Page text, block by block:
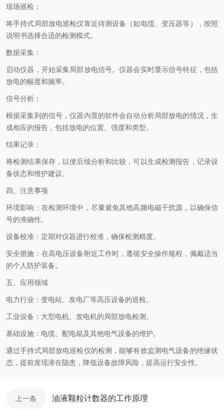
现场巡检：
将手持式局部放电巡检仪靠近待测设备（如电缆、变压器等），按照
说明书选择合适的检测模式。
数据采集：
启动仪器，开始采集局部放电信号。仪器会实时显示信号特征，包括
放电的幅度和频率。
信号分析：
根据采集到的信号，仪器内置的软件会自动分析局部放电的情况，生
成相应的报告，包括放电的位置、强度和类型。
结果记录：
将检测结果保存，以便后续分析和比较，可以生成检测报告，记录设
备状态和维护建议。
四、注意事项
环境影响：在检测环境中，尽量避免其他高频电磁干扰源，以确保信
号的准确性。
设备校准：定期对仪器进行校准，确保检测精度。
安全措施：在高电压设备附近工作时，遵循安全操作规程，佩戴适当
的个人防护装备。
五、应用领域
电力行业：变电站、发电厂等高压设备的巡检。
工业设备：大型电机、发电机的局部放电检测。
基础设施：电缆、配电箱及其他电气设备的维护。
通过手持式局部放电巡检仪的检测，能够有效监测电气设备的绝缘状
态，提前发现潜在隐患，降低设备故障风险，提高运行安全性。
上一条 油液颗粒计数器的工作原理